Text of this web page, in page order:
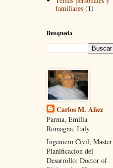
familiares (1)
Busqueda
Carlos M. Añez
Parma, Emilia
Romagna, Italy
Ingeniero Civil; Master
Planificacion del
Desarrollo; Doctor of